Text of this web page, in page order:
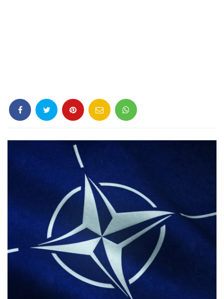
Gastronomía
Literatura
Tendencias
Naturaleza